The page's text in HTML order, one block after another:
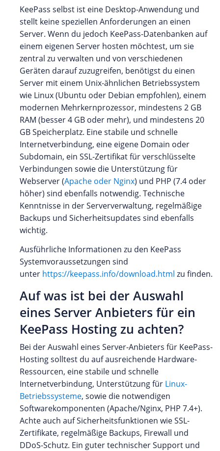
KeePass selbst ist eine Desktop-Anwendung und
stellt keine speziellen Anforderungen an einen
Server. Wenn du jedoch KeePass-Datenbanken auf
einem eigenen Server hosten möchtest, um sie
zentral zu verwalten und von verschiedenen
Geräten darauf zuzugreifen, benötigst du einen
Server mit einem Unix-ähnlichen Betriebssystem
wie Linux (Ubuntu oder Debian empfohlen), einem
modernen Mehrkernprozessor, mindestens 2 GB
RAM (besser 4 GB oder mehr), und mindestens 20
GB Speicherplatz. Eine stabile und schnelle
Internetverbindung, eine eigene Domain oder
Subdomain, ein SSL-Zertifikat für verschlüsselte
Verbindungen sowie die Unterstützung für
Webserver (Apache oder Nginx) und PHP (7.4 oder
höher) sind ebenfalls notwendig. Technische
Kenntnisse in der Serververwaltung, regelmäßige
Backups und Sicherheitsupdates sind ebenfalls
wichtig.
Ausführliche Informationen zu den KeePass
Systemvoraussetzungen sind
unter https://keepass.info/download.html zu finden.
Auf was ist bei der Auswahl
eines Server Anbieters für ein
KeePass Hosting zu achten?
Bei der Auswahl eines Server-Anbieters für KeePass-
Hosting solltest du auf ausreichende Hardware-
Ressourcen, eine stabile und schnelle
Internetverbindung, Unterstützung für Linux-
Betriebssysteme, sowie die notwendigen
Softwarekomponenten (Apache/Nginx, PHP 7.4+).
Achte auch auf Sicherheitsfunktionen wie SSL-
Zertifikate, regelmäßige Backups, Firewall und
DDoS-Schutz. Ein guter technischer Support und